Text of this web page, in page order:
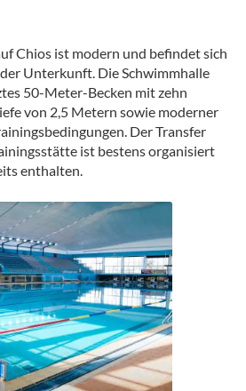
Chios ist modern und befindet sich
Unterkunft. Die Schwimmhalle
50-Meter-Becken mit zehn
von 2,5 Metern sowie moderner
Der Transfer
ist bestens organisiert
enthalten.